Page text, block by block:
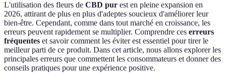
L'utilisation des fleurs de CBD pur est en pleine expansion en
2026, attirant de plus en plus d'adeptes soucieux d'améliorer leur
bien-être. Cependant, comme dans tout marché en croissance, les
erreurs peuvent rapidement se multiplier. Comprendre ces erreurs
fréquentes et savoir comment les éviter est essentiel pour tirer le
meilleur parti de ce produit. Dans cet article, nous allons explorer les
principales erreurs que commettent les consommateurs et donner des
conseils pratiques pour une expérience positive.